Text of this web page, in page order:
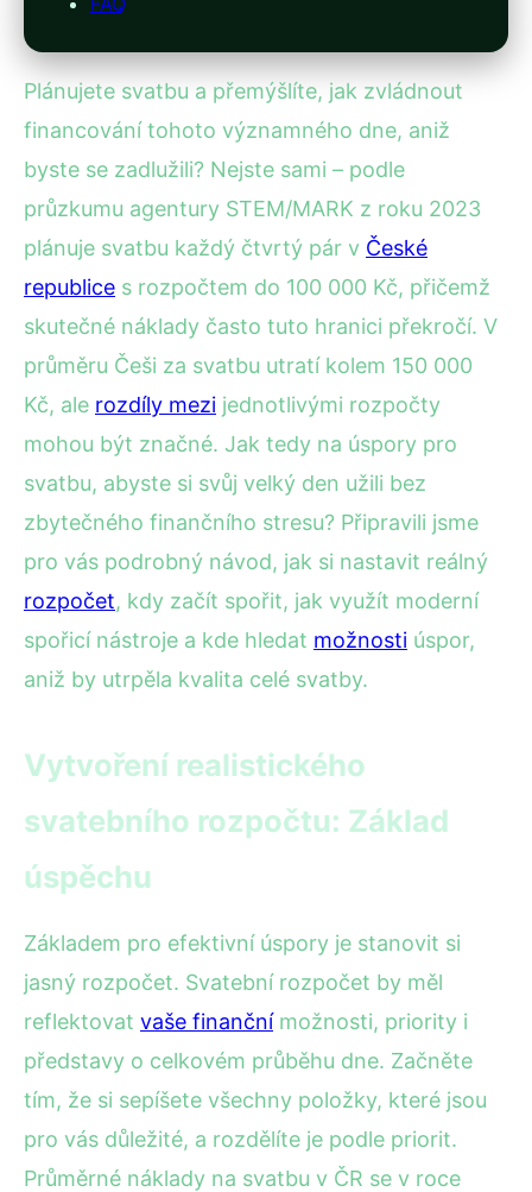
Plánujete svatbu a přemýšlíte, jak zvládnout
financování tohoto významného dne, aniž
byste se zadlužili? Nejste sami – podle
průzkumu agentury STEM/MARK z roku 2023
plánuje svatbu každý čtvrtý pár v České
republice s rozpočtem do 100 000 Kč, přičemž
skutečné náklady často tuto hranici překročí. V
průměru Češi za svatbu utratí kolem 150 000
Kč, ale rozdíly mezi jednotlivými rozpočty
mohou být značné. Jak tedy na úspory pro
svatbu, abyste si svůj velký den užili bez
zbytečného finančního stresu? Připravili jsme
pro vás podrobný návod, jak si nastavit reálný
rozpočet, kdy začít spořit, jak využít moderní
spořicí nástroje a kde hledat možnosti úspor,
aniž by utrpěla kvalita celé svatby.
Vytvoření realistického
svatebního rozpočtu: Základ
úspěchu
Základem pro efektivní úspory je stanovit si
jasný rozpočet. Svatební rozpočet by měl
reflektovat vaše finančnímožnosti, priority i
představy o celkovém průběhu dne. Začněte
tím, že si sepíšete všechny položky, které jsou
pro vás důležité, a rozdělíte je podle priorit.
Průměrné náklady na svatbu v ČR se v roce